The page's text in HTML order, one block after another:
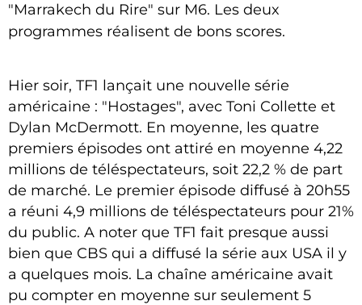
"Marrakech du Rire" sur M6. Les deux
programmes réalisent de bons scores.
Hier soir, TF1 lançait une nouvelle série
américaine : "Hostages", avec Toni Collette et
Dylan McDermott. En moyenne, les quatre
premiers épisodes ont attiré en moyenne 4,22
millions de téléspectateurs, soit 22,2 % de part
de marché. Le premier épisode diffusé à 20h55
a réuni 4,9 millions de téléspectateurs pour 21%
du public. A noter que TF1 fait presque aussi
bien que CBS qui a diffusé la série aux USA il y
a quelques mois. La chaîne américaine avait
pu compter en moyenne sur seulement 5